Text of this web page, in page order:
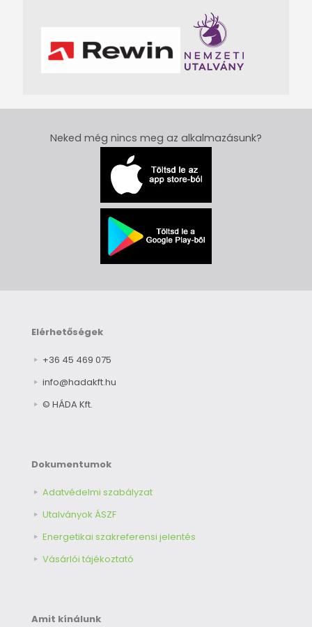
Neked még nincs meg az alkalmazásunk?
Elérhetőségek
+36 45 469 075
info@hadakft.hu
© HÁDA Kft.
Dokumentumok
Adatvédelmi szabályzat
Utalványok ÁSZF
Energetikai szakreferensi jelentés
Vásárlói tájékoztató
Amit kínálunk